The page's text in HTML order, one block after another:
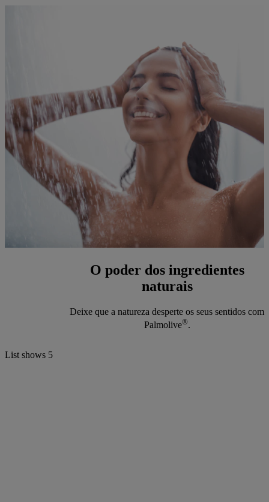
O poder dos ingredientes
naturais
Deixe que a natureza desperte os seus sentidos com
Palmolive®.
List shows 5